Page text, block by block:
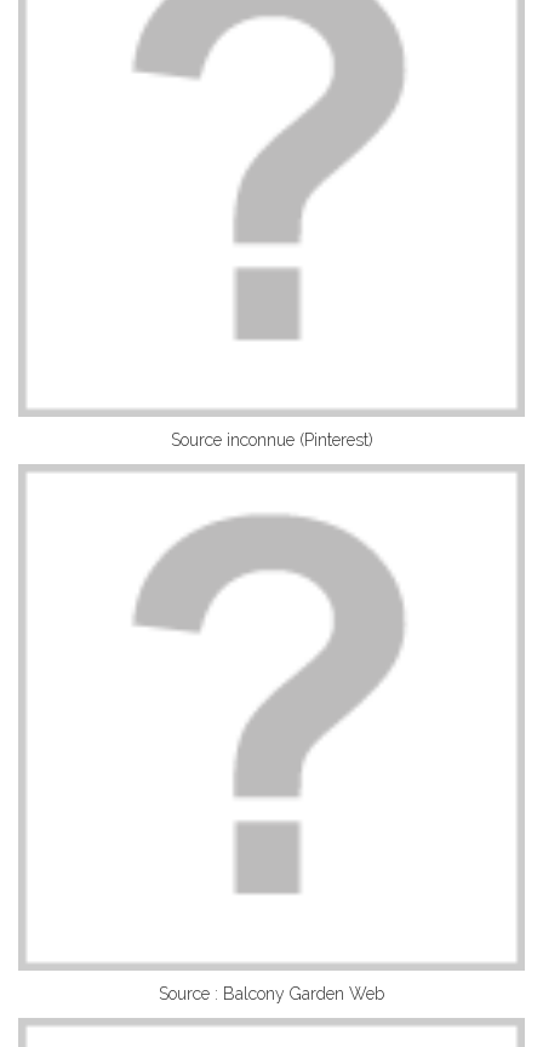
Source inconnue (Pinterest)
Source : Balcony Garden Web